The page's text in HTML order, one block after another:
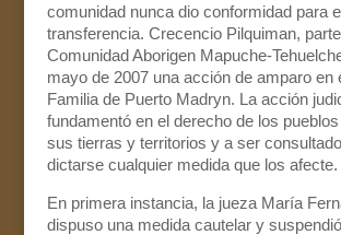
comunidad nunca dio conformidad para
transferencia. Crecencio Pilquiman,
Comunidad Aborigen Mapuche-
mayo de 2007 una acción de amparo en
Familia de Puerto Madryn. La acción
fundamentó en el derecho de los
sus tierras y territorios y a ser
dictarse cualquier medida que los afecte.
En primera instancia, la jueza María
dispuso una medida cautelar y